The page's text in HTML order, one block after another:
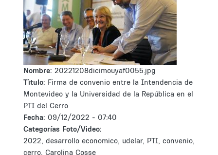
Nombre: 20221208dicimouyaf0055.jpg
Tìtulo: Firma de convenio entre la Intendencia de
Montevideo y la Universidad de la República en el
PTI del Cerro
Fecha: 09/12/2022 - 07:40
Categorías Foto/Video:
2022, desarrollo economico, udelar, PTI, convenio,
cerro, Carolina Cosse